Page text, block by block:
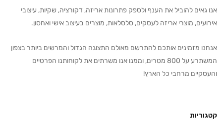
אנו גאים להוביל את הענף ולספק פתרונות אריזה, דקורציה, שקיות, עיצובי
אירועים, מוצרי אריזה לעסקים, סלסלאות, מוצרים בעיצוב אישי ואחסון.
אנחנו מזמינים אותכם להתרשם מאולם התצוגה הגדול והמרשים ביותר בצפון
המשתרע על 800 מטרים, וממנו אנו משרתים את לקוחותנו הפרטיים
והעסקיים מרחבי כל הארץ!
קטגוריות